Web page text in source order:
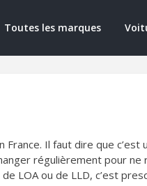
Toutes les marques
Il faut dire que
régulièrement pour
LOA ou de LLD, c’est